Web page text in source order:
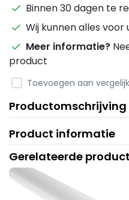
Binnen 30 dagen te
Wij kunnen alles
Meer informatie?
product
Toevoegen aan
Productomschrijving
Product informatie
Gerelateerde